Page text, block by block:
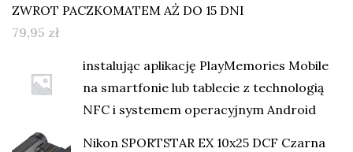
ZWROT PACZKOMATEM AŻ DO 15 DNI
79,95 zł
instalując aplikację PlayMemories Mobile
na smartfonie lub tablecie z technologią
NFC i systemem operacyjnym Android
Nikon SPORTSTAR EX 10x25 DCF Czarna